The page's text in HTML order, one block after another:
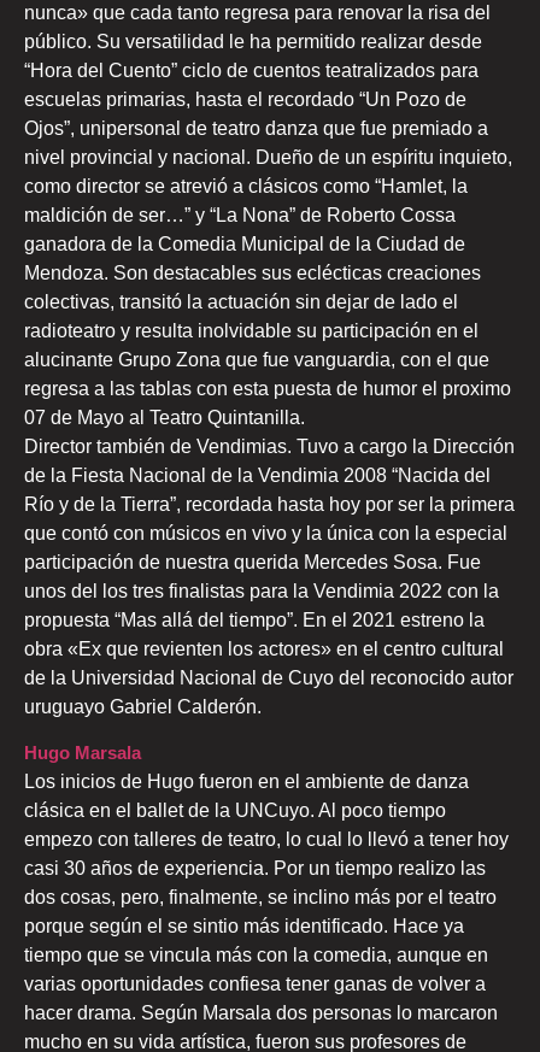
nunca» que cada tanto regresa para renovar la risa del
público. Su versatilidad le ha permitido realizar desde
“Hora del Cuento” ciclo de cuentos teatralizados para
escuelas primarias, hasta el recordado “Un Pozo de
Ojos”, unipersonal de teatro danza que fue premiado a
nivel provincial y nacional. Dueño de un espíritu inquieto,
como director se atrevió a clásicos como “Hamlet, la
maldición de ser…” y “La Nona” de Roberto Cossa
ganadora de la Comedia Municipal de la Ciudad de
Mendoza. Son destacables sus eclécticas creaciones
colectivas, transitó la actuación sin dejar de lado el
radioteatro y resulta inolvidable su participación en el
alucinante Grupo Zona que fue vanguardia, con el que
regresa a las tablas con esta puesta de humor el proximo
07 de Mayo al Teatro Quintanilla.
Director también de Vendimias. Tuvo a cargo la Dirección
de la Fiesta Nacional de la Vendimia 2008 “Nacida del
Río y de la Tierra”, recordada hasta hoy por ser la primera
que contó con músicos en vivo y la única con la especial
participación de nuestra querida Mercedes Sosa. Fue
unos del los tres finalistas para la Vendimia 2022 con la
propuesta “Mas allá del tiempo”. En el 2021 estreno la
obra «Ex que revienten los actores» en el centro cultural
de la Universidad Nacional de Cuyo del reconocido autor
uruguayo Gabriel Calderón.
Hugo Marsala
Los inicios de Hugo fueron en el ambiente de danza
clásica en el ballet de la UNCuyo. Al poco tiempo
empezo con talleres de teatro, lo cual lo llevó a tener hoy
casi 30 años de experiencia. Por un tiempo realizo las
dos cosas, pero, finalmente, se inclino más por el teatro
porque según el se sintio más identificado. Hace ya
tiempo que se vincula más con la comedia, aunque en
varias oportunidades confiesa tener ganas de volver a
hacer drama. Según Marsala dos personas lo marcaron
mucho en su vida artística, fueron sus profesores de